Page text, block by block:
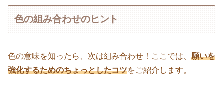
色の組み合わせのヒント
色の意味を知ったら、次は組み合わせ！ここでは、 願いを
強化するためのちょっとしたコツをご紹介します。